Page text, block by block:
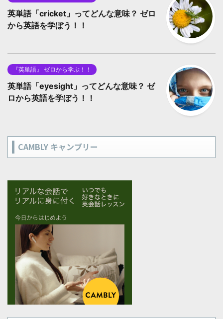
英単語「cricket」ってどんな意味？ ゼロ
から英語を学ぼう！！
『英単語』 ゼロから学ぶ！！
英単語「eyesight」ってどんな意味？ ゼ
ロから英語を学ぼう！！
CAMBLY キャンブリー